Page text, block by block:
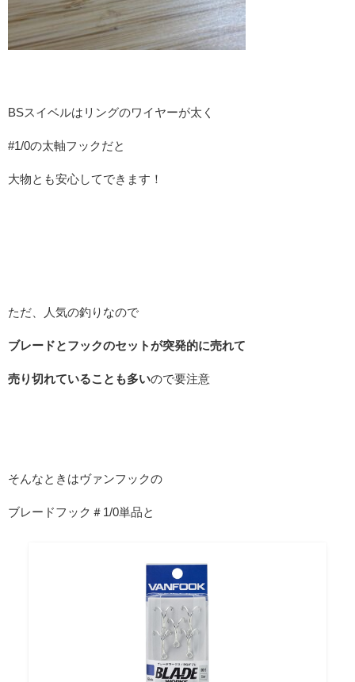
BSスイベルはリングのワイヤーが太く
#1/0の太軸フックだと
大物とも安心してできます！
ただ、人気の釣りなので
ブレードとフックのセットが突発的に売れて
売り切れていることも多いので要注意
そんなときはヴァンフックの
ブレードフック＃1/0単品と